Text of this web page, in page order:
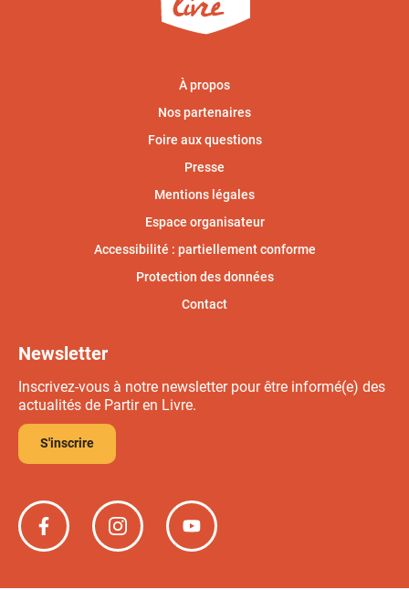
À propos
Nos partenaires
Foire aux questions
Presse
Mentions légales
Espace organisateur
Accessibilité : partiellement conforme
Protection des données
Contact
Newsletter
Inscrivez-vous à notre newsletter pour être informé(e) des
actualités de Partir en Livre.
S'inscrire
Partir
en
sur
Partir
en
sur
Partir
en
sur